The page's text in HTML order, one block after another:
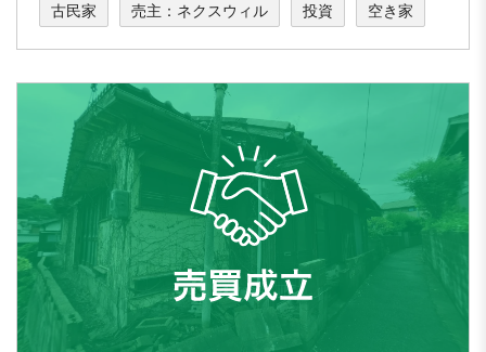
古民家 売主：ネクスウィル 投資 空き家